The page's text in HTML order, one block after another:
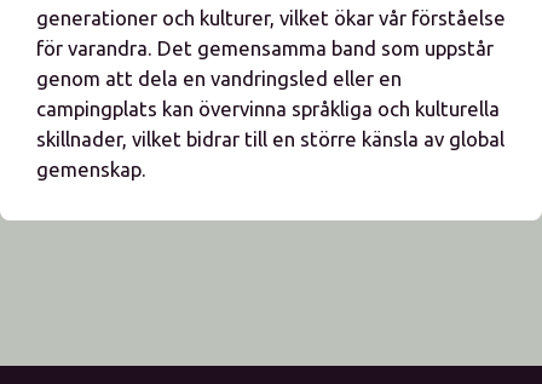
generationer och kulturer, vilket ökar vår förståelse
för varandra. Det gemensamma band som uppstår
genom att dela en vandringsled eller en
campingplats kan övervinna språkliga och kulturella
skillnader, vilket bidrar till en större känsla av global
gemenskap.